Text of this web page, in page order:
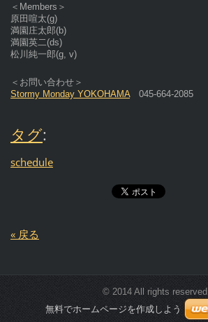
＜Members＞
原田喧太(g)
満園庄太郎(b)
満園英二(ds)
松川純一郎(g, v)
＜お問い合わせ＞
Stormy Monday YOKOHAMA
045-664-2085
タグ:
schedule
« 戻る
© 2014 All rights reserved.
無料でホームページを作成しよう